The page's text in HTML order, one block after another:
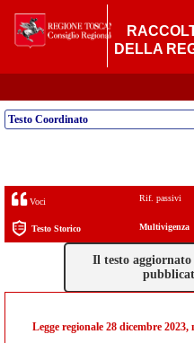
DELLA
Testo Coordinato
Voci Rif. passivi
Testo Storico Multivigenza
Il testo
Legge regionale 28 dicembre 2023,